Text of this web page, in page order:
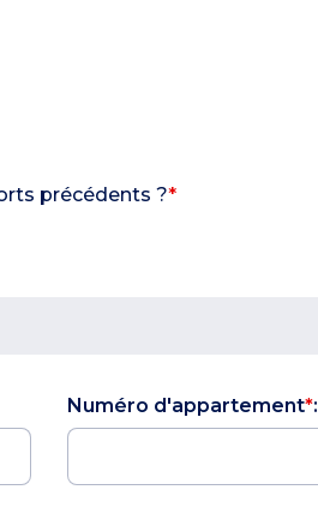
précédents ?*
Numéro d'appartement*: